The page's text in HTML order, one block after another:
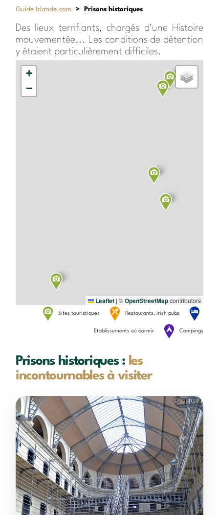
Guide Irlande.com > Prisons historiques
Des lieux terrifiants, chargés d'une Histoire
mouvementée... Les conditions de détention
y étaient particulièrement difficiles.
+
−
Leaflet | ©OpenStreetMapcontributors
Sites touristiques Restaurants, irish pubs
Etablissements où dormir Campings
Prisons historiques : les
incontournables à visiter